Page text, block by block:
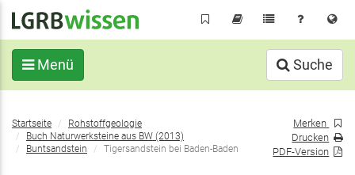
Inhalt
Menü Suche
Sie
befinden
sich
Startseite
Rohstoffgeologie
Buch Naturwerksteine aus BW (2013)
Buntsandstein
Tigersandstein bei Baden-Baden
Merken
Drucken
PDF-Version